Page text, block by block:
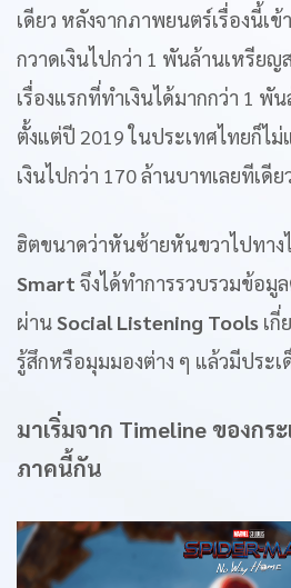
เดียว หลังจากภาพยนตร์เรื่องนี้เข้
กวาดเงินไปกว่า 1 พันล้านเหรีย
เรื่องแรกที่ทำเงินได้มากกว่า 1 พั
ตั้งแต่ปี 2019 ในประเทศไทยก็ไ
เงินไปกว่า 170 ล้านบาทเลยทีเดีย
ฮิตขนาดว่าหันซ้ายหันขวาไปทาง
Smart จึงได้ทำการรวบรวมข้อมู
ผ่านSocial Listening Tools เกี่
รู้สึกหรือมุมมองต่าง ๆ แล้วมีประเ
มาเริ่มจาก Timeline ของกร
ภาคนี้กัน